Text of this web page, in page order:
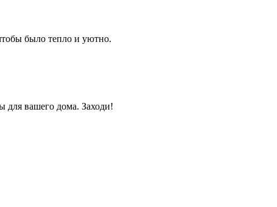
было тепло и уютно.
для вашего дома. Заходи!